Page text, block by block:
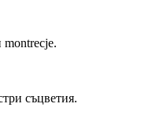
съцветия.